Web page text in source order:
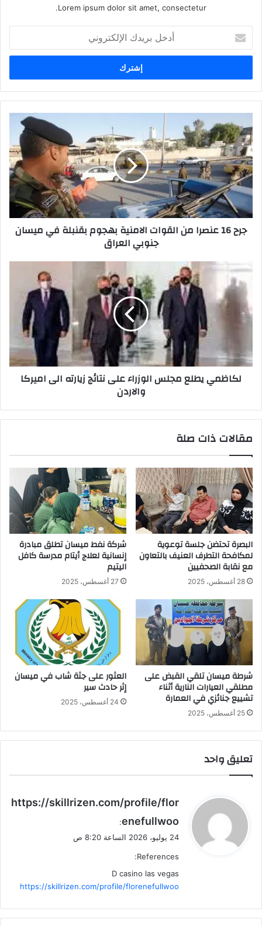
Lorem ipsum dolor sit amet, consectetur.
بريدك
الإلكتروني
16
عنصرا
من
القوات
الامنية
بهجوم
بقنبلة
في
ميسان
جرح 16 عنصرا من القوات الامنية بهجوم بقنبلة في ميسان
جنوبي العراق
لكاظمي
يطلع
مجلس
الوزراء
على
الى
اميركا
والاردن
لكاظمي يطلع مجلس الوزراء على نتائج زيارته الى اميركا
والاردن
مقالات ذات صلة
البصرة تحتضن جلسة توعوية
لمكافحة التطرف العنيف بالتعاون
مع نقابة الصحفيين
28 أغسطس، 2025
شركة نفط ميسان تطلق مبادرة
إنسانية لعلاج أيتام مدرسة كافل
اليتيم
27 أغسطس، 2025
شرطة ميسان تلقي القبض على
مطلقي العيارات النارية أثناء
تشييع جنائزي في العمارة
25 أغسطس، 2025
العثور على جثة شاب في ميسان
إثر حادث سير
24 أغسطس، 2025
تعليق واحد
ي
و
ل
https://skillrizen.com/profile/flor
enefullwoo
:
24 يوليو، 2026 الساعة 8:20 ص
References:
D casino las vegas
https://skillrizen.com/profile/florenefullwoo